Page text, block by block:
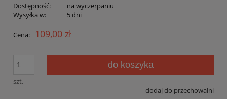
Dostępność:
na wyczerpaniu
Wysyłka w:
5 dni
Cena: 109,00 zł
szt.
do koszyka
dodaj do przechowalni